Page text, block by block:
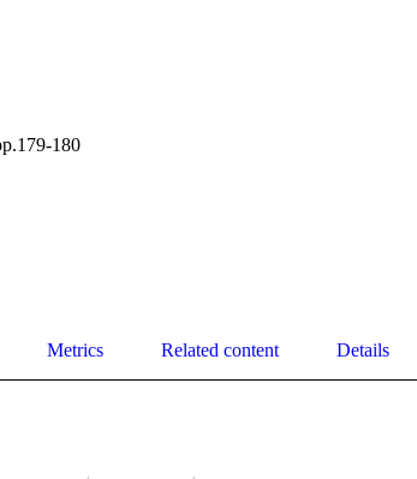
180
Metrics Related content Details